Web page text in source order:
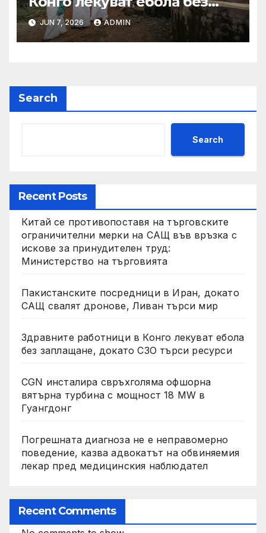
заплащане, докато СЗО
търси ресурси
JUN 7, 2026 ADMIN
Search
Search
Recent Posts
Китай се противопоставя на търговските
ограничителни мерки на САЩ във връзка с
искове за принудителен труд:
Министерство на търговията
Пакистанските посредници в Иран, докато
САЩ свалят дронове, Ливан търси мир
Здравните работници в Конго лекуват ебола
без заплащане, докато СЗО търси ресурси
CGN инсталира свръхголяма офшорна
вятърна турбина с мощност 18 MW в
Гуангдонг
Погрешната диагноза не е неправомерно
поведение, казва адвокатът на обвиняемия
лекар пред медицинския наблюдател
Recent Comments